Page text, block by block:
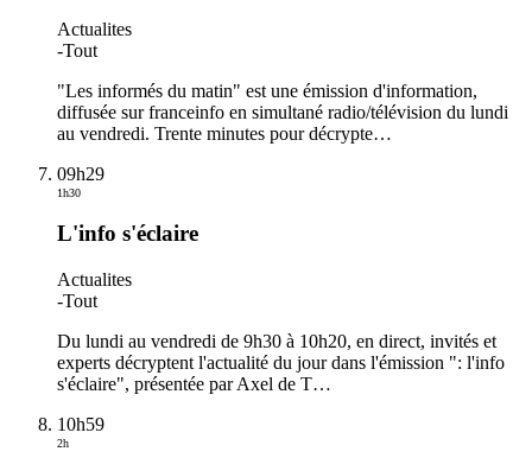
Actualites
-Tout
"Les informés du matin" est une émission d'information,
diffusée sur franceinfo en simultané radio/télévision du lundi
au vendredi. Trente minutes pour décrypte…
09h29
1h30
L'info s'éclaire
Actualites
-Tout
Du lundi au vendredi de 9h30 à 10h20, en direct, invités et
experts décryptent l'actualité du jour dans l'émission ": l'info
s'éclaire", présentée par Axel de T…
10h59
2h